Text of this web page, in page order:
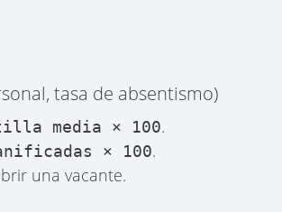
tasa de absentismo)
media × 100.
× 100.
una vacante.